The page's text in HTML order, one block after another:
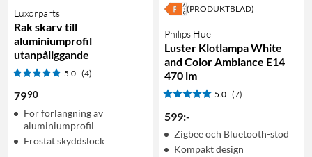
Luxorparts
Rak skarv till
aluminiumprofil
utanpåliggande
5.0 (4)
7990
För förlängning av
aluminiumprofil
Frostat skyddslock
(PRODUKTBLAD)
Philips Hue
Luster Klotlampa White
and Color Ambiance E14
470 lm
5.0 (7)
599:-
Zigbee och Bluetooth-stöd
Kompakt design